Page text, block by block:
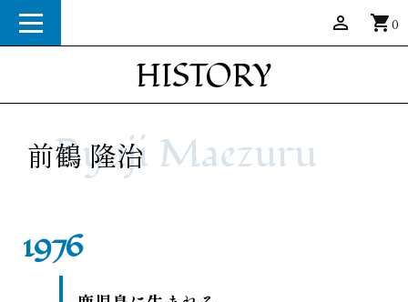
person_outline shopping_cart0
HISTORY
前鶴 隆治
Ryuji Maezuru